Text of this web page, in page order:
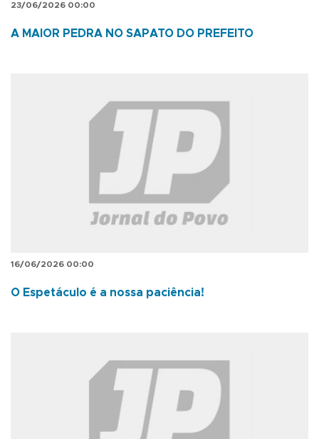
23/06/2026 00:00
A MAIOR PEDRA NO SAPATO DO PREFEITO
16/06/2026 00:00
O Espetáculo é a nossa paciência!